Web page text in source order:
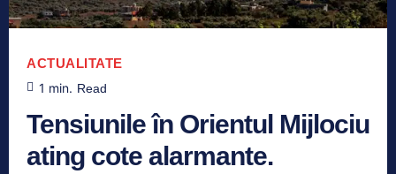
ACTUALITATE
1 min. Read
Tensiunile în Orientul Mijlociu
ating cote alarmante.